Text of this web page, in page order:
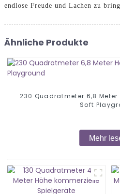
endlose Freude und Lachen zu
Ähnliche Produkte
230 Quadratmeter 6,8
Soft
Mehr